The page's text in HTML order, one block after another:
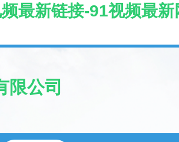
最新链接-91视频最
限公司